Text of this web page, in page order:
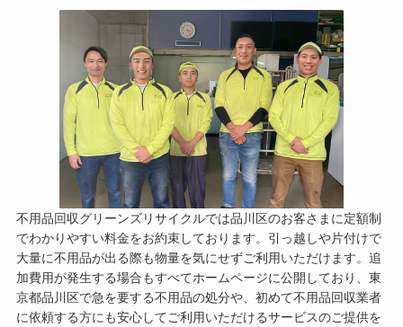
不用品回収グリーンズリサイクルでは品川区のお客さまに定額制
でわかりやすい料金をお約束しております。引っ越しや片付けで
大量に不用品が出る際も物量を気にせずご利用いただけます。追
加費用が発生する場合もすべてホームページに公開しており、東
京都品川区で急を要する不用品の処分や、初めて不用品回収業者
に依頼する方にも安心してご利用いただけるサービスのご提供を